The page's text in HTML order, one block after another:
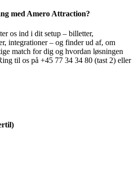
med Amero Attraction?
os ind i dit setup – billetter,
integrationer – og finder ud af, om
match for dig og hvordan løsningen
til os på +45 77 34 34 80 (tast 2) eller